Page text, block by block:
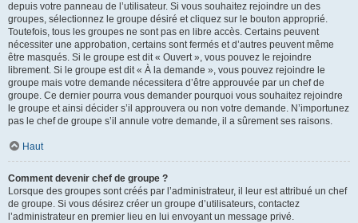
depuis votre panneau de l’utilisateur. Si vous souhaitez rejoindre un des
groupes, sélectionnez le groupe désiré et cliquez sur le bouton approprié.
Toutefois, tous les groupes ne sont pas en libre accès. Certains peuvent
nécessiter une approbation, certains sont fermés et d’autres peuvent même
être masqués. Si le groupe est dit « Ouvert », vous pouvez le rejoindre
librement. Si le groupe est dit « À la demande », vous pouvez rejoindre le
groupe mais votre demande nécessitera d’être approuvée par un chef de
groupe. Ce dernier pourra vous demander pourquoi vous souhaitez rejoindre
le groupe et ainsi décider s’il approuvera ou non votre demande. N’importunez
pas le chef de groupe s’il annule votre demande, il a sûrement ses raisons.
Haut
Comment devenir chef de groupe ?
Lorsque des groupes sont créés par l’administrateur, il leur est attribué un chef
de groupe. Si vous désirez créer un groupe d’utilisateurs, contactez
l’administrateur en premier lieu en lui envoyant un message privé.